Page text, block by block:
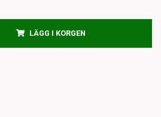
LÄGG I KORGEN